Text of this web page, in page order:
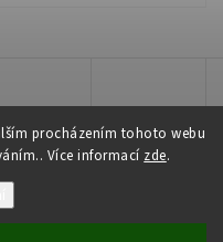
procházením tohoto webu
Více informací zde.